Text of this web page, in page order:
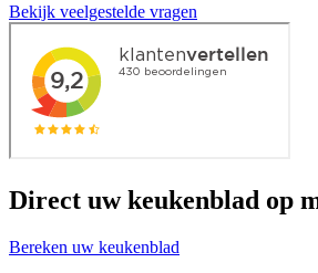
Bekijk veelgestelde vragen
Direct uw keukenblad op
Bereken uw keukenblad